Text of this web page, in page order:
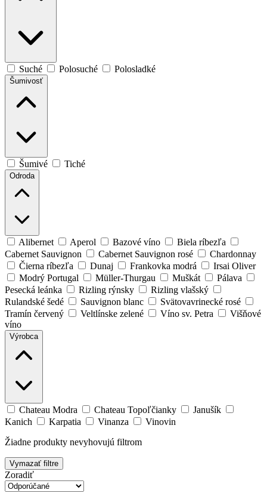
Suché Polosuché Polosladké
Šumivosť
Šumivé Tiché
Odroda
Alibernet Aperol Bazové víno
Biela ríbezľa
Cabernet Sauvignon
Cabernet Sauvignon rosé
Chardonnay
Čierna ríbezľa
Dunaj Frankovka modrá
Irsai Oliver
Modrý Portugal
Müller-Thurgau Muškát
Pálava
Pesecká leánka
Rizling rýnsky
Rizling vlašský
Rulandské šedé
Sauvignon blanc
Svätovavrinecké rosé
Tramín červený
Veltlínske zelené Víno sv. Petra
Višňové
víno
Výrobca
Chateau Modra Chateau Topoľčianky
Janušík
Kanich
Karpatia Vinanza
Vinovin
Žiadne produkty nevyhovujú filtrom
Vymazať filtre
Zoradiť